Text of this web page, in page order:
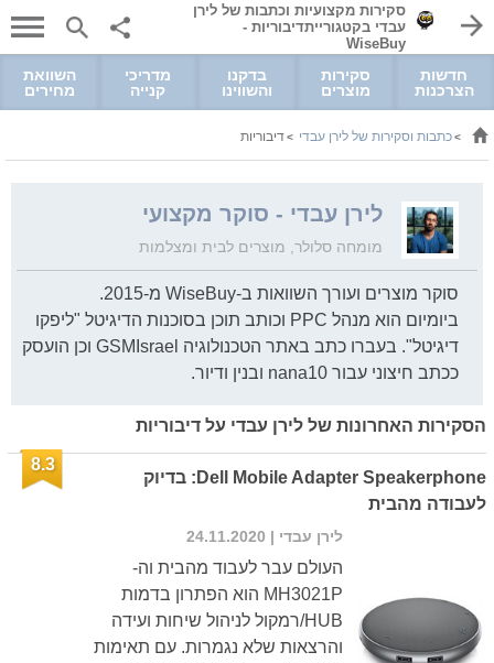
סקירות מקצועיות וכתבות של לירן
עבדי בקטגורייתדיבוריות -
WiseBuy
חדשות
הצרכנות
סקירות
מוצרים
בדקנו
והשווינו
מדריכי
קנייה
השוואת
מחירים
>כתבות וסקירות של לירן עבדי >דיבוריות
לירן עבדי - סוקר מקצועי
מומחה סלולר, מוצרים לבית ומצלמות
סוקר מוצרים ועורך השוואות ב-WiseBuy מ-2015.
ביומיום הוא מנהל PPC וכותב תוכן בסוכנות הדיגיטל "ליפקו
דיגיטל". בעברו כתב באתר הטכנולוגיה GSMIsrael וכן הועסק
ככתב חיצוני עבור nana10 ובנין ודיור.
הסקירות האחרונות של לירן עבדי על דיבוריות
Dell Mobile Adapter Speakerphone: בדיוק
לעבודה מהבית
8.3
לירן עבדי | 24.11.2020
העולם עבר לעבוד מהבית וה-
MH3021P הוא הפתרון בדמות
HUB/רמקול לניהול שיחות ועידה
והרצאות שלא נגמרות. עם תאימות